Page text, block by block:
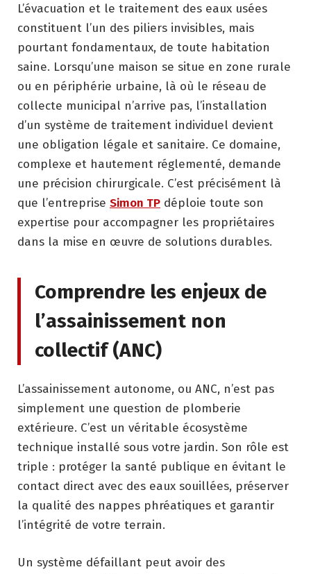
L’évacuation et le traitement des eaux usées
constituent l’un des piliers invisibles, mais
pourtant fondamentaux, de toute habitation
saine. Lorsqu’une maison se situe en zone rurale
ou en périphérie urbaine, là où le réseau de
collecte municipal n’arrive pas, l’installation
d’un système de traitement individuel devient
une obligation légale et sanitaire. Ce domaine,
complexe et hautement réglementé, demande
une précision chirurgicale. C’est précisément là
que l’entreprise Simon TP déploie toute son
expertise pour accompagner les propriétaires
dans la mise en œuvre de solutions durables.
Comprendre les enjeux de
l’assainissement non
collectif (ANC)
L’assainissement autonome, ou ANC, n’est pas
simplement une question de plomberie
extérieure. C’est un véritable écosystème
technique installé sous votre jardin. Son rôle est
triple : protéger la santé publique en évitant le
contact direct avec des eaux souillées, préserver
la qualité des nappes phréatiques et garantir
l’intégrité de votre terrain.
Un système défaillant peut avoir des